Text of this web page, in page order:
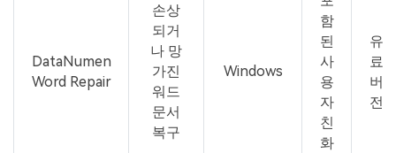
DataNumen
Word Repair
손상
되거
나 망
가진
워드
문서
복구
Windows
함
된
사
용
자
친
화
유
료
버
전